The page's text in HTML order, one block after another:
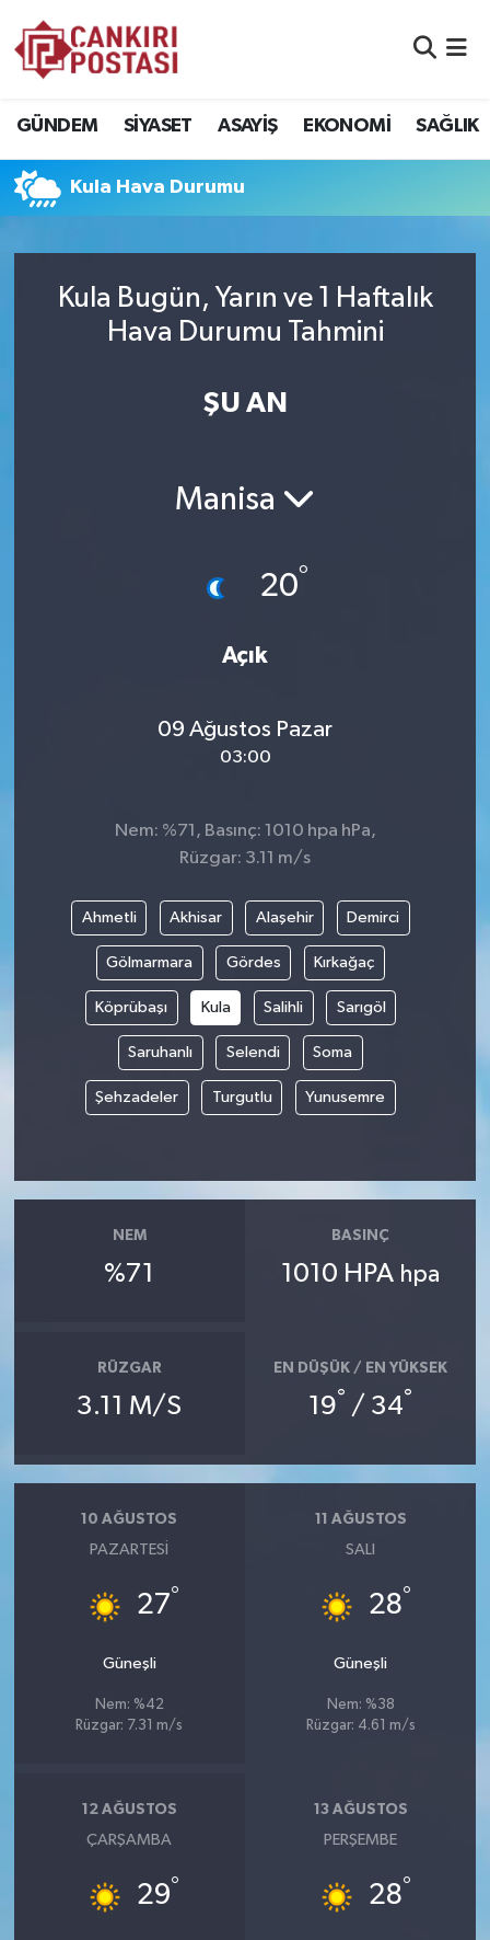
GÜNDEM SİYASET ASAYİŞ EKONOMİ SAĞLIK
Kula Hava Durumu
Kula Bugün, Yarın ve 1 Haftalık
Hava Durumu Tahmini
ŞU AN
Manisa
20°
Açık
09 Ağustos Pazar
03:00
Nem: %71, Basınç: 1010 hpa hPa,
Rüzgar: 3.11 m/s
Ahmetli Akhisar Alaşehir Demirci
Gölmarmara Gördes Kırkağaç
Köprübaşı Kula Salihli Sarıgöl
Saruhanlı Selendi Soma
Şehzadeler Turgutlu Yunusemre
NEM
%71
BASINÇ
1010 HPA hpa
RÜZGAR
3.11 M/S
EN DÜŞÜK / EN YÜKSEK
19° / 34°
10 AĞUSTOS
PAZARTESI
27°
Güneşli
Nem: %42
Rüzgar: 7.31 m/s
11 AĞUSTOS
SALI
28°
Güneşli
Nem: %38
Rüzgar: 4.61 m/s
12 AĞUSTOS
ÇARŞAMBA
29°
13 AĞUSTOS
PERŞEMBE
28°
ASAYİŞ
EKONOMİ
SAĞLIK
BİLİM&TEKNOLOJİ
BÖLGE
TÜRKİYE
DÜNYA
Namaz Vakitleri
Trafik Durumu
Süper Lig Puan Durumu ve Fikstür
Son Dakika Haberleri